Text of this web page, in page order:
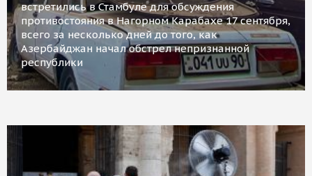
встретились в Стамбуле для обсуждения
противостояния в Нагорном Карабахе 17 сентября,
всего за несколько дней до того, как
Азербайджан начал обстрел непризнанной
республики